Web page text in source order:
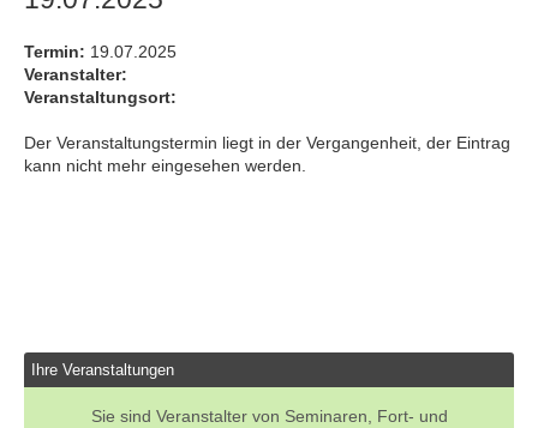
Termin: 19.07.2025
Veranstalter:
Veranstaltungsort:
Der Veranstaltungstermin liegt in der Vergangenheit, der Eintrag
kann nicht mehr eingesehen werden.
Ihre Veranstaltungen
Sie sind Veranstalter von Seminaren, Fort- und